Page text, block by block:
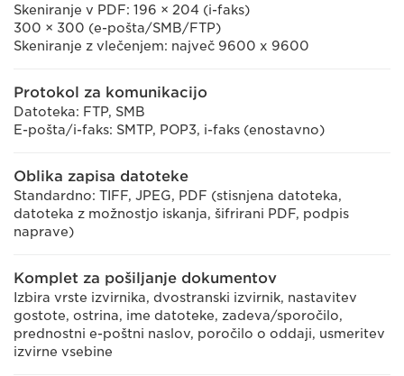
Skeniranje v PDF: 196 × 204 (i-faks)
300 × 300 (e-pošta/SMB/FTP)
Skeniranje z vlečenjem: največ 9600 x 9600
Protokol za komunikacijo
Datoteka: FTP, SMB
E-pošta/i-faks: SMTP, POP3, i-faks (enostavno)
Oblika zapisa datoteke
Standardno: TIFF, JPEG, PDF (stisnjena datoteka,
datoteka z možnostjo iskanja, šifrirani PDF, podpis
naprave)
Komplet za pošiljanje dokumentov
Izbira vrste izvirnika, dvostranski izvirnik, nastavitev
gostote, ostrina, ime datoteke, zadeva/sporočilo,
prednostni e-poštni naslov, poročilo o oddaji, usmeritev
izvirne vsebine